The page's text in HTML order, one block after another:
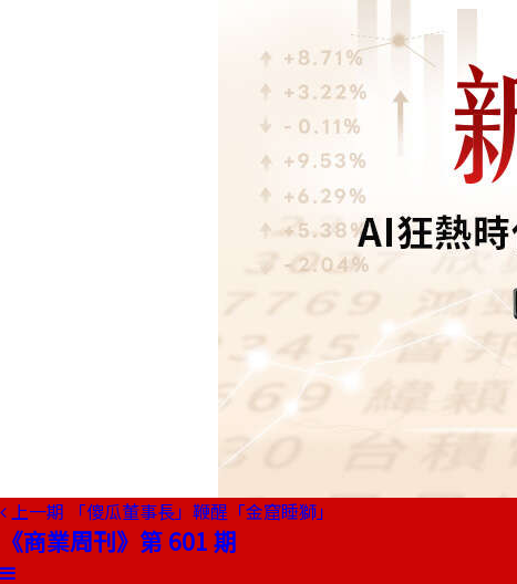
上一期 「傻瓜董事長」鞭醒「金窟睡獅」
《商業周刊》第 601 期